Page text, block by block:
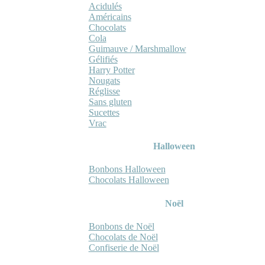
Acidulés
Américains
Chocolats
Cola
Guimauve / Marshmallow
Gélifiés
Harry Potter
Nougats
Réglisse
Sans gluten
Sucettes
Vrac
Halloween
Bonbons Halloween
Chocolats Halloween
Noël
Bonbons de Noël
Chocolats de Noël
Confiserie de Noël